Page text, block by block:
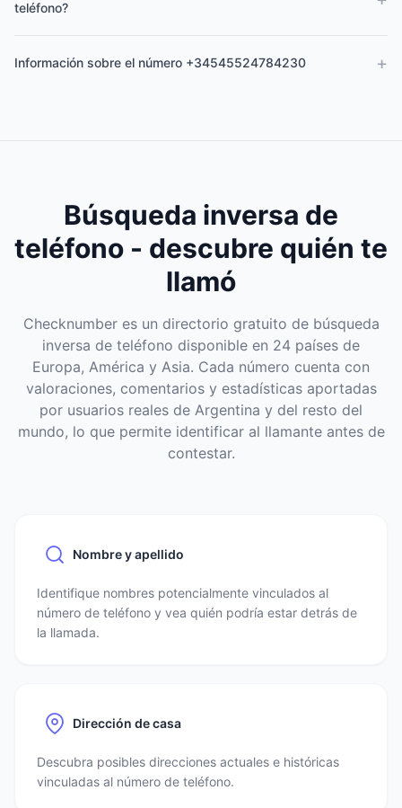
teléfono?
Información sobre el número +34545524784230 +
Búsqueda inversa de
teléfono - descubre quién te
llamó
Checknumber es un directorio gratuito de búsqueda
inversa de teléfono disponible en 24 países de
Europa, América y Asia. Cada número cuenta con
valoraciones, comentarios y estadísticas aportadas
por usuarios reales de Argentina y del resto del
mundo, lo que permite identificar al llamante antes de
contestar.
Nombre y apellido
Identifique nombres potencialmente vinculados al
número de teléfono y vea quién podría estar detrás de
la llamada.
Dirección de casa
Descubra posibles direcciones actuales e históricas
vinculadas al número de teléfono.